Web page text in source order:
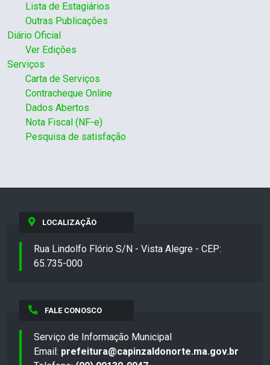
Lista de Estagiários
Outras Publicações
Diário Oficial
Ver Edições
Serviços
Carta de Serviços
Contracheque Online
Dados Abertos
Nota Fiscal (NF-e)
Pesquisa de satisfação
LOCALIZAÇÃO
Rua Lindolfo Flório S/N - Vista Alegre - CEP:
65.735-000
FALE CONOSCO
Serviço de Informação Municipal
Email: prefeitura@capinzaldonorte.ma.gov.br